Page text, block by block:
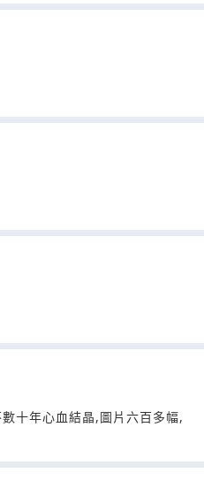
克芬數十年心血結晶,圖片六百多幅,